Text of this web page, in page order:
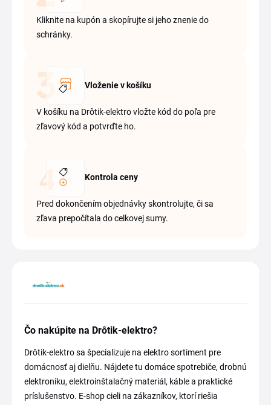
Kliknite na kupón a skopírujte si jeho znenie do
schránky.
Vloženie v košíku
V košíku na Drôtik-elektro vložte kód do poľa pre
zľavový kód a potvrďte ho.
Kontrola ceny
Pred dokončením objednávky skontrolujte, či sa
zľava prepočítala do celkovej sumy.
Čo nakúpite na Drôtik-elektro?
Drôtik-elektro sa špecializuje na elektro sortiment pre
domácnosť aj dielňu. Nájdete tu domáce spotrebiče, drobnú
elektroniku, elektroinštalačný materiál, káble a praktické
príslušenstvo. E-shop cieli na zákazníkov, ktorí riešia